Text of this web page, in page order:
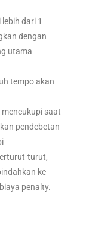
dari 1
dengan
utama
tempo akan
saat
pendebetan
turut,
ke
penalty.